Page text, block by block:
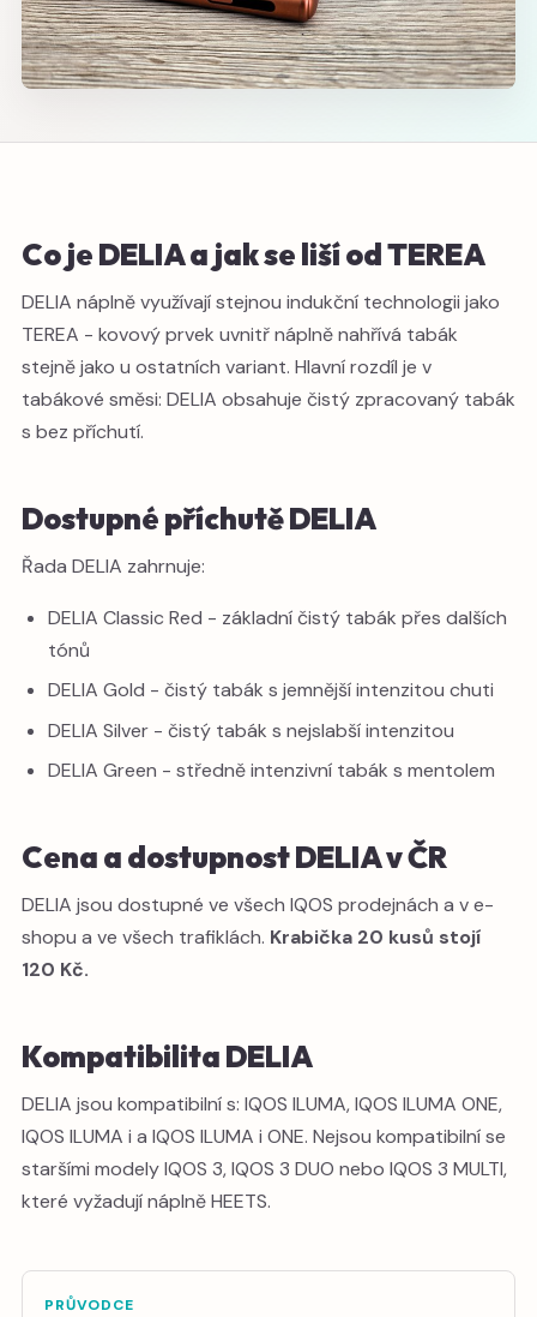
Co je DELIA a jak se liší od TEREA
DELIA náplně využívají stejnou indukční technologii jako
TEREA - kovový prvek uvnitř náplně nahřívá tabák
stejně jako u ostatních variant. Hlavní rozdíl je v
tabákové směsi: DELIA obsahuje čistý zpracovaný tabák
s bez příchutí.
Dostupné příchutě DELIA
Řada DELIA zahrnuje:
DELIA Classic Red - základní čistý tabák přes dalších
tónů
DELIA Gold - čistý tabák s jemnější intenzitou chuti
DELIA Silver - čistý tabák s nejslabší intenzitou
DELIA Green - středně intenzivní tabák s mentolem
Cena a dostupnost DELIA v ČR
DELIA jsou dostupné ve všech IQOS prodejnách a v e-
shopu a ve všech trafiklách. Krabička 20 kusů stojí
120 Kč.
Kompatibilita DELIA
DELIA jsou kompatibilní s: IQOS ILUMA, IQOS ILUMA ONE,
IQOS ILUMA i a IQOS ILUMA i ONE. Nejsou kompatibilní se
staršími modely IQOS 3, IQOS 3 DUO nebo IQOS 3 MULTI,
které vyžadují náplně HEETS.
PRŮVODCE